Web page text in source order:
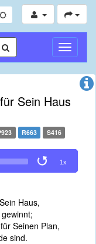
切
换
导
Sein Haus
R663 S416
1x
Haus,
Seinen Plan,
sind.